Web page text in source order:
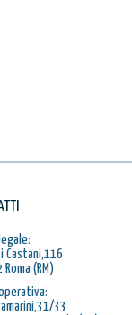
Castani,116
(RM)
33